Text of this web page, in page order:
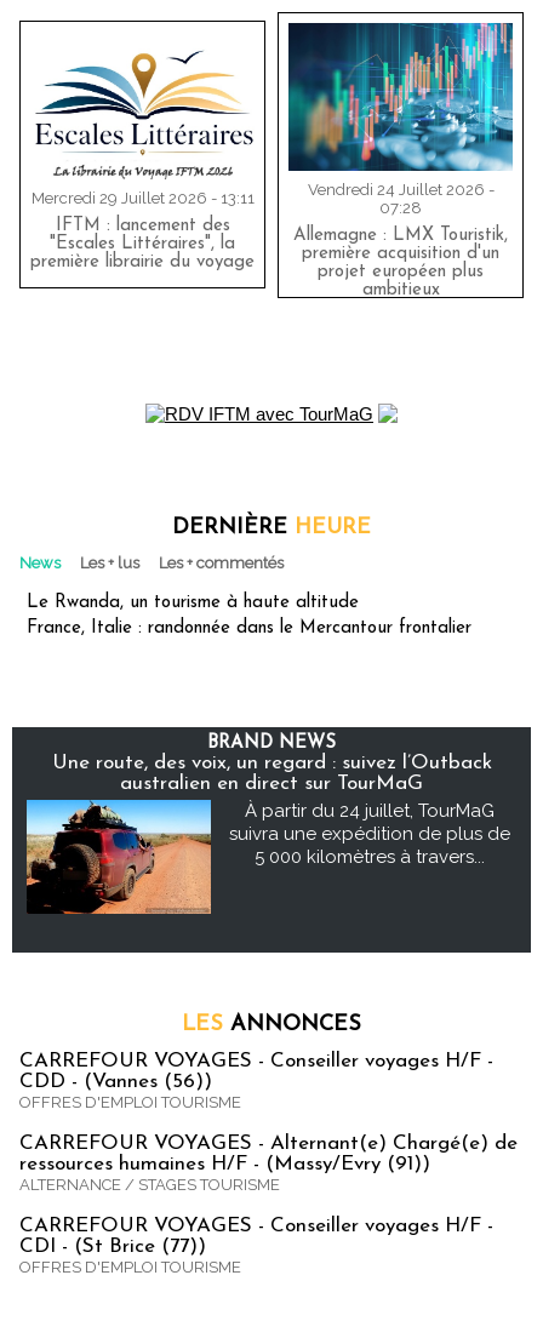
Mercredi 29 Juillet 2026 - 13:11
IFTM : lancement des
"Escales Littéraires", la
première librairie du voyage
Vendredi 24 Juillet 2026 -
07:28
Allemagne : LMX Touristik,
première acquisition d'un
projet européen plus
ambitieux
DERNIÈRE HEURE
News Les + lus Les + commentés
Le Rwanda, un tourisme à haute altitude
France, Italie : randonnée dans le Mercantour frontalier
BRAND NEWS
Une route, des voix, un regard : suivez l’Outback
australien en direct sur TourMaG
À partir du 24 juillet, TourMaG
suivra une expédition de plus de
5 000 kilomètres à travers...
LES ANNONCES
CARREFOUR VOYAGES - Conseiller voyages H/F -
CDD - (Vannes (56))
OFFRES D'EMPLOI TOURISME
CARREFOUR VOYAGES - Alternant(e) Chargé(e) de
ressources humaines H/F - (Massy/Evry (91))
ALTERNANCE / STAGES TOURISME
CARREFOUR VOYAGES - Conseiller voyages H/F -
CDI - (St Brice (77))
OFFRES D'EMPLOI TOURISME